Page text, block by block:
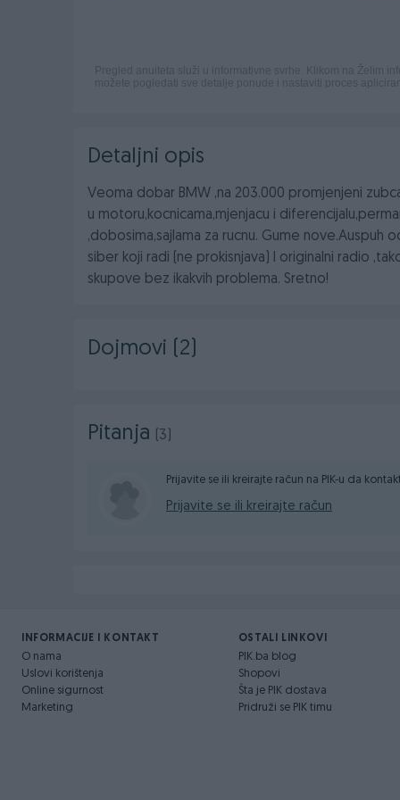
Detaljni opis
Veoma dobar BMW ,na 203.000 promjenjeni
u motoru,kocnicama,mjenjacu i
,dobosima,sajlama za rucnu. Gume
siber koji radi (ne prokisnjava) I originalni radio
skupove bez ikakvih problema. Sretno!
Dojmovi (2)
Pitanja (3)
Prijavite se ili kreirajte račun na PIK-u da
Prijavite se ili kreirajte račun
INFORMACIJE I KONTAKT
O nama
Uslovi korištenja
Online sigurnost
Marketing
OSTALI LINKOVI
PIK.ba blog
Shopovi
Šta je PIK dostava
Pridruži se PIK timu